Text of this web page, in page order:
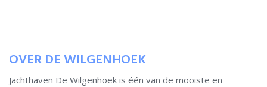
OVER DE WILGENHOEK
Jachthaven De Wilgenhoek is één van de mooiste en